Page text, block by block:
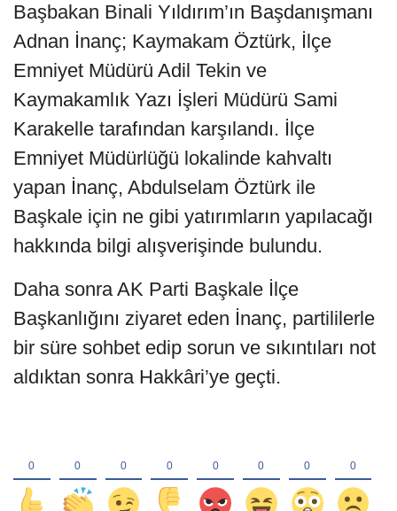
Başbakan Binali Yıldırım’ın Başdanışmanı
Adnan İnanç; Kaymakam Öztürk, İlçe
Emniyet Müdürü Adil Tekin ve
Kaymakamlık Yazı İşleri Müdürü Sami
Karakelle tarafından karşılandı. İlçe
Emniyet Müdürlüğü lokalinde kahvaltı
yapan İnanç, Abdulselam Öztürk ile
Başkale için ne gibi yatırımların yapılacağı
hakkında bilgi alışverişinde bulundu.
Daha sonra AK Parti Başkale İlçe
Başkanlığını ziyaret eden İnanç, partililerle
bir süre sohbet edip sorun ve sıkıntıları not
aldıktan sonra Hakkâri’ye geçti.